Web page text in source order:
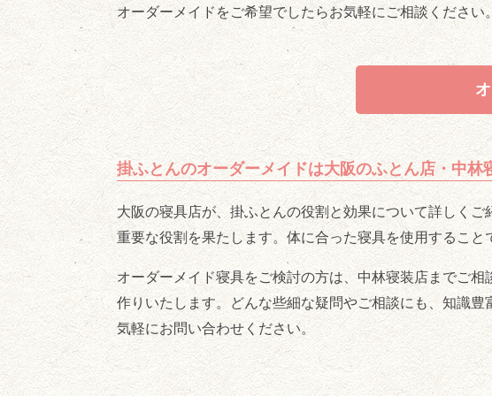
オーダーメイドをご希望でしたらお気軽にご相談ください
掛ふとんのオーダーメイドは大阪のふとん店・中林
大阪の寝具店が、掛ふとんの役割と効果について詳しく
重要な役割を果たします。体に合った寝具を使用すること
オーダーメイド寝具をご検討の方は、中林寝装店までご
作りいたします。どんな些細な疑問やご相談にも、知識
気軽にお問い合わせください。